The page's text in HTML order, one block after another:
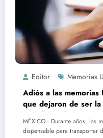
Editor Memorias
Adiós a las
que dejaron de ser
guardar archivos y
MÉXICO.- Durante años, las
dispensable para transportar